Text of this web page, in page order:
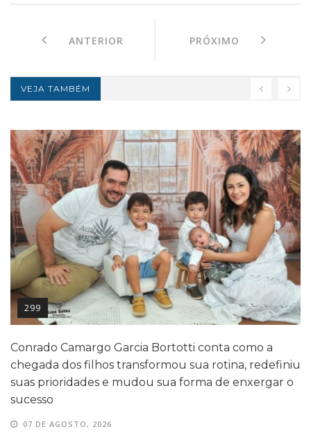
ANTERIOR PRÓXIMO
VEJA TAMBÉM
299
Conrado Camargo Garcia Bortotti conta como a
chegada dos filhos transformou sua rotina, redefiniu
suas prioridades e mudou sua forma de enxergar o
sucesso
07 DE AGOSTO, 2026